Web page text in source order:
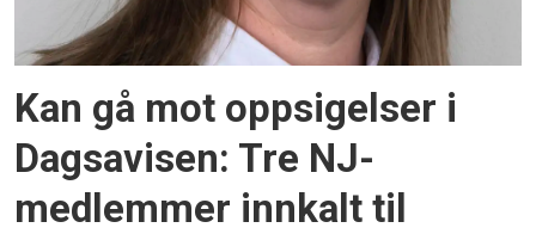
Kan gå mot oppsigelser i
Dagsavisen: Tre NJ-
medlemmer innkalt til